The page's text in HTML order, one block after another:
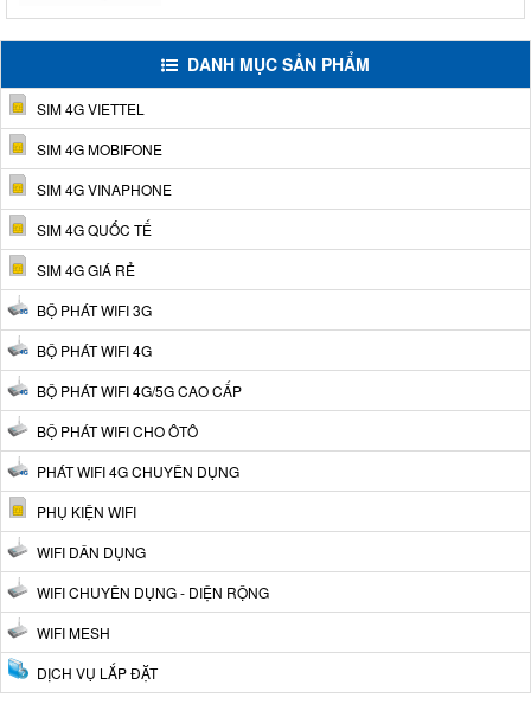
DANH MỤC SẢN PHẨM
SIM 4G VIETTEL
SIM 4G MOBIFONE
SIM 4G VINAPHONE
SIM 4G QUỐC TẾ
SIM 4G GIÁ RẺ
BỘ PHÁT WIFI 3G
BỘ PHÁT WIFI 4G
BỘ PHÁT WIFI 4G/5G CAO CẤP
BỘ PHÁT WIFI CHO ÔTÔ
PHÁT WIFI 4G CHUYÊN DỤNG
PHỤ KIỆN WIFI
WIFI DÂN DỤNG
WIFI CHUYÊN DỤNG - DIỆN RỘNG
WIFI MESH
DỊCH VỤ LẮP ĐẶT